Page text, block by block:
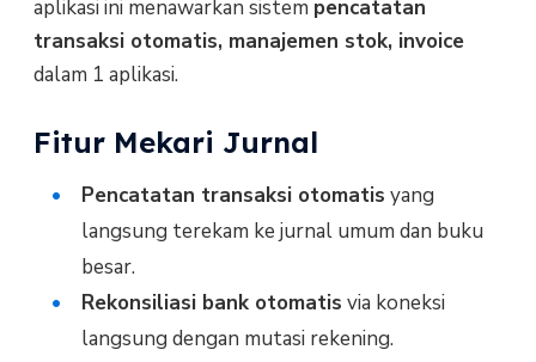
aplikasi ini menawarkan sistem pencatatan
transaksi otomatis, manajemen stok, invoice
dalam 1 aplikasi.
Fitur Mekari Jurnal
Pencatatan transaksi otomatis yang
langsung terekam ke jurnal umum dan buku
besar.
Rekonsiliasi bank otomatis via koneksi
langsung dengan mutasi rekening.